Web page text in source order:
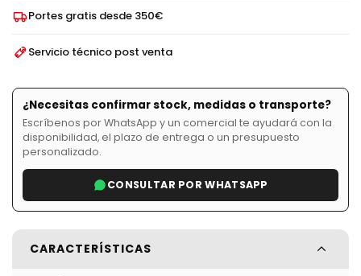
Portes gratis desde 350€
Servicio técnico post venta
¿Necesitas confirmar stock, medidas o transporte?
Escríbenos por WhatsApp y un comercial te ayudará con la
disponibilidad, el plazo de entrega o un presupuesto
personalizado.
CONSULTAR POR WHATSAPP
CARACTERÍSTICAS